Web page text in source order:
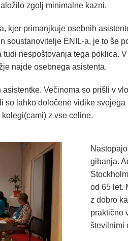
zgolj minimalne kazni.
kjer primanjkuje osebnih
soustanovitelje ENIL-a, je to še
nespoštovanja tega poklica.
najde osebnega asistenta.
Večinoma so prišli v
so lahko določene vidike
z vse celine.
gibanja.
od 65 let.
z dobro
praktično
številnimi